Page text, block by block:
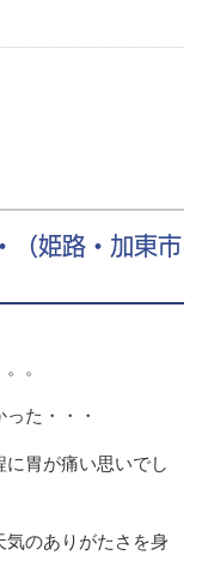
（姫路・加東市
。
た・・・
胃が痛い思いでし
のありがたさを身